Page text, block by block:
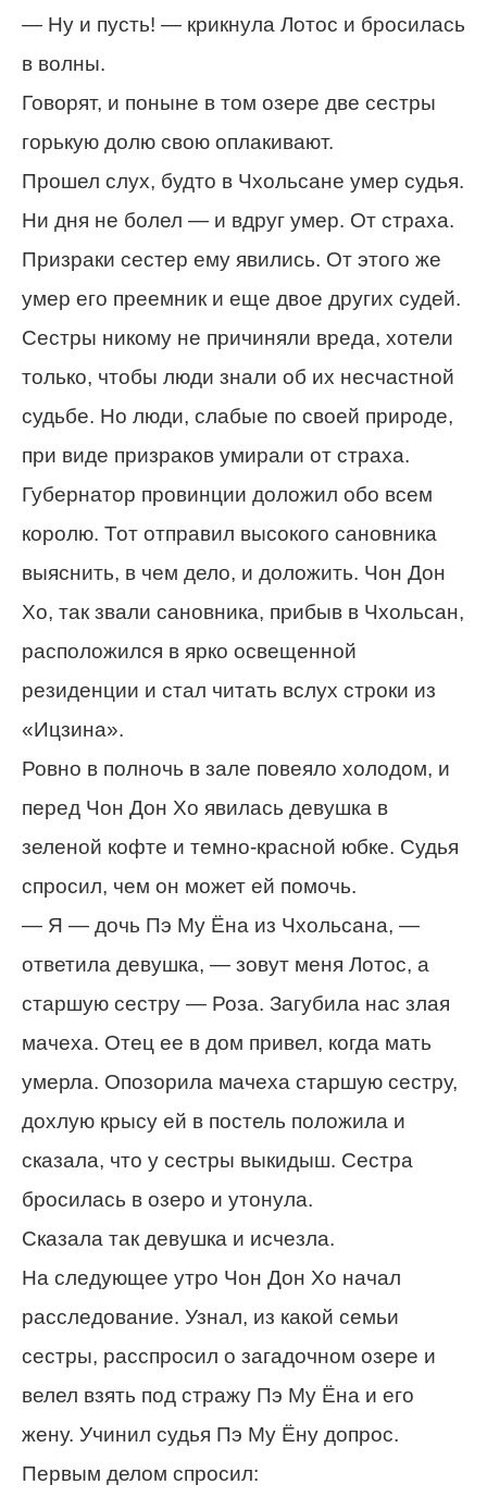
— Ну и пусть! — крикнула Лотос и бросилась
в волны.
Говорят, и поныне в том озере две сестры
горькую долю свою оплакивают.
Прошел слух, будто в Чхольсане умер судья.
Ни дня не болел — и вдруг умер. От страха.
Призраки сестер ему явились. От этого же
умер его преемник и еще двое других судей.
Сестры никому не причиняли вреда, хотели
только, чтобы люди знали об их несчастной
судьбе. Но люди, слабые по своей природе,
при виде призраков умирали от страха.
Губернатор провинции доложил обо всем
королю. Тот отправил высокого сановника
выяснить, в чем дело, и доложить. Чон Дон
Хо, так звали сановника, прибыв в Чхольсан,
расположился в ярко освещенной
резиденции и стал читать вслух строки из
«Ицзина».
Ровно в полночь в зале повеяло холодом, и
перед Чон Дон Хо явилась девушка в
зеленой кофте и темно-красной юбке. Судья
спросил, чем он может ей помочь.
— Я — дочь Пэ Му Ёна из Чхольсана, —
ответила девушка, — зовут меня Лотос, а
старшую сестру — Роза. Загубила нас злая
мачеха. Отец ее в дом привел, когда мать
умерла. Опозорила мачеха старшую сестру,
дохлую крысу ей в постель положила и
сказала, что у сестры выкидыш. Сестра
бросилась в озеро и утонула.
Сказала так девушка и исчезла.
На следующее утро Чон Дон Хо начал
расследование. Узнал, из какой семьи
сестры, расспросил о загадочном озере и
велел взять под стражу Пэ Му Ёна и его
жену. Учинил судья Пэ Му Ёну допрос.
Первым делом спросил: